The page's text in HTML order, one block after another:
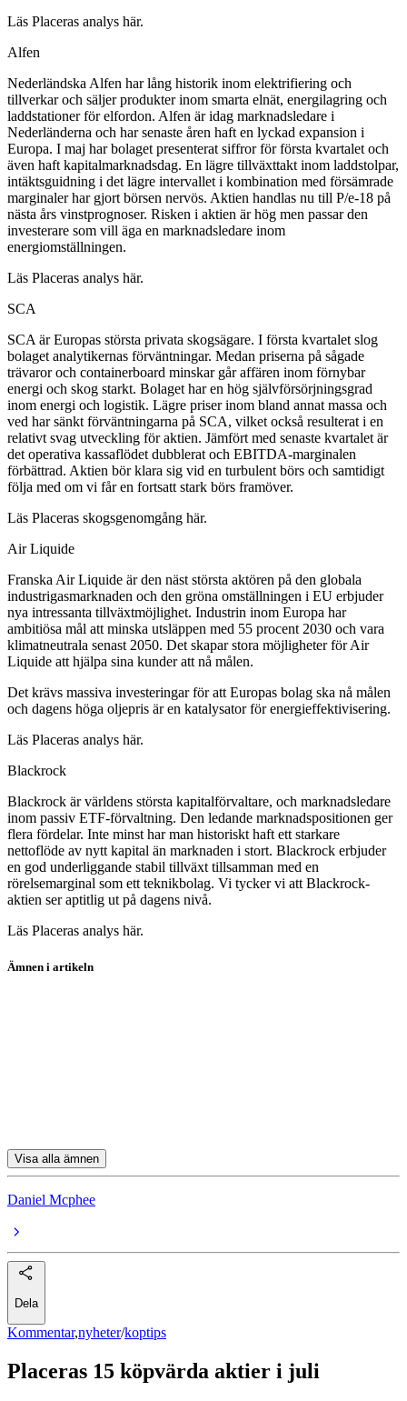
Läs Placeras analys här.
Alfen
Nederländska Alfen har lång historik inom elektrifiering och
tillverkar och säljer produkter inom smarta elnät, energilagring och
laddstationer för elfordon. Alfen är idag marknadsledare i
Nederländerna och har senaste åren haft en lyckad expansion i
Europa. I maj har bolaget presenterat siffror för första kvartalet och
även haft kapitalmarknadsdag. En lägre tillväxttakt inom laddstolpar,
intäktsguidning i det lägre intervallet i kombination med försämrade
marginaler har gjort börsen nervös. Aktien handlas nu till P/e-18 på
nästa års vinstprognoser. Risken i aktien är hög men passar den
investerare som vill äga en marknadsledare inom
energiomställningen.
Läs Placeras analys här.
SCA
SCA är Europas största privata skogsägare. I första kvartalet slog
bolaget analytikernas förväntningar. Medan priserna på sågade
trävaror och containerboard minskar går affären inom förnybar
energi och skog starkt. Bolaget har en hög självförsörjningsgrad
inom energi och logistik. Lägre priser inom bland annat massa och
ved har sänkt förväntningarna på SCA, vilket också resulterat i en
relativt svag utveckling för aktien. Jämfört med senaste kvartalet är
det operativa kassaflödet dubblerat och EBITDA-marginalen
förbättrad. Aktien bör klara sig vid en turbulent börs och samtidigt
följa med om vi får en fortsatt stark börs framöver.
Läs Placeras skogsgenomgång här.
Air Liquide
Franska Air Liquide är den näst största aktören på den globala
industrigasmarknaden och den gröna omställningen i EU erbjuder
nya intressanta tillväxtmöjlighet. Industrin inom Europa har
ambitiösa mål att minska utsläppen med 55 procent 2030 och vara
klimatneutrala senast 2050. Det skapar stora möjligheter för Air
Liquide att hjälpa sina kunder att nå målen.
Det krävs massiva investeringar för att Europas bolag ska nå målen
och dagens höga oljepris är en katalysator för energieffektivisering.
Läs Placeras analys här.
Blackrock
Blackrock är världens största kapitalförvaltare, och marknadsledare
inom passiv ETF-förvaltning. Den ledande marknadspositionen ger
flera fördelar. Inte minst har man historiskt haft ett starkare
nettoflöde av nytt kapital än marknaden i stort. Blackrock erbjuder
en god underliggande stabil tillväxt tillsamman med en
rörelsemarginal som ett teknikbolag. Vi tycker vi att Blackrock-
aktien ser aptitlig ut på dagens nivå.
Läs Placeras analys här.
Ämnen i artikeln
Visa alla ämnen
Daniel Mcphee
Dela
Kommentar,nyheter/koptips
Placeras 15 köpvärda aktier i juli